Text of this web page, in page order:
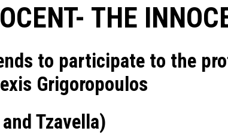
THE
to participate to the
Grigoropoulos
Tzavella)